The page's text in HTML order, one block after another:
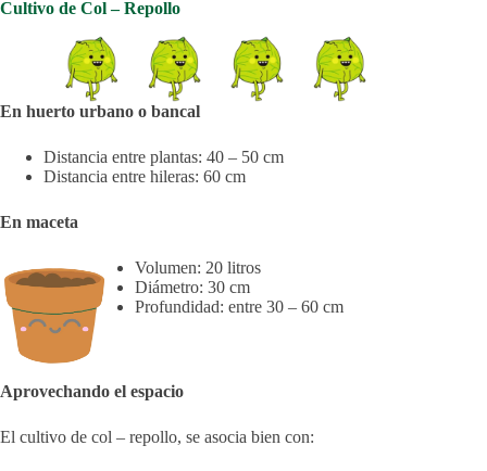
Cultivo de Col – Repollo
En huerto urbano o bancal
Distancia entre plantas: 40 – 50 cm
Distancia entre hileras: 60 cm
En maceta
Volumen: 20 litros
Diámetro: 30 cm
Profundidad: entre 30 – 60 cm
Aprovechando el espacio
El cultivo de col – repollo, se asocia bien con: